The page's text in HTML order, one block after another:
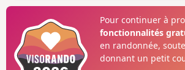
Pour continuer à
fonctionnalités
en randonnée,
donnant un petit